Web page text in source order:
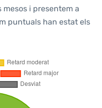
i presentem a
puntuals han estat els